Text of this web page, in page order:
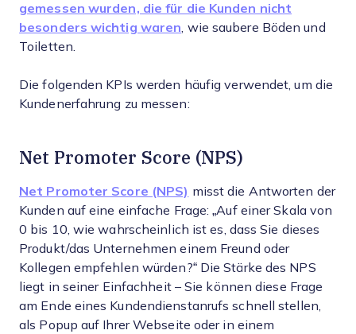
gemessen wurden, die für die Kunden nicht
besonders wichtig waren , wie saubere Böden und
Toiletten.
Die folgenden KPIs werden häufig verwendet, um die
Kundenerfahrung zu messen:
Net Promoter Score (NPS)
Net Promoter Score (NPS) misst die Antworten der
Kunden auf eine einfache Frage: „Auf einer Skala von
0 bis 10, wie wahrscheinlich ist es, dass Sie dieses
Produkt/das Unternehmen einem Freund oder
Kollegen empfehlen würden?“ Die Stärke des NPS
liegt in seiner Einfachheit – Sie können diese Frage
am Ende eines Kundendienstanrufs schnell stellen,
als Popup auf Ihrer Webseite oder in einem